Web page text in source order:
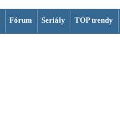
Fórum Seriály TOP trendy